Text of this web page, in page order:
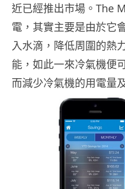
近已經推出市場。The
電，其實主要是由於它
入水滴，降低周圍的熱
能，如此一來冷氣機便
而減少冷氣機的用電量